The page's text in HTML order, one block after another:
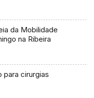
da Mobilidade
na Ribeira
para cirurgias